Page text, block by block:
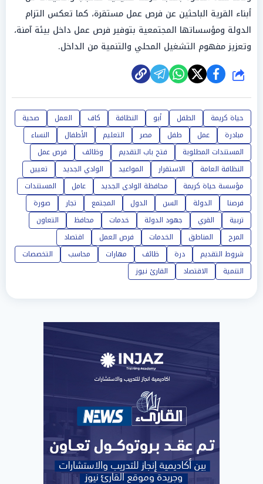
أبناء القرية الباحثين عن فرص عمل مستقرة، كما تعكس التزام
الدولة ومؤسساتها المجتمعية بتوفير فرص عمل داخل بيئة آمنة،
وتعزيز مفهوم التشغيل المحلي والتنمية من الداخل.
شارك
حياة كريمة الطفل أبو النظافة كاف العمل
صحية
مبادرة
عمل طفل مصر التعليم الأطفال
النساء
المستندات المطلوبة
فتح باب التقديم وظائف
فرص عمل
النظافة العامة
الاستقرار المواعيد الوادي الجديد
تعيين
مؤسسة حياة كريمة
محافظة الوادى الجديد عامل
المستندات
فرصنا
الدولة السن الدول المجتمع تجار
صورة
تربية
القري جهود الدولة خدمات محافظ
التعاون
المرح
المناطق الخدمات فرص العمل
اقتصاد
شروط التقديم
درة ظائف مهارات محاسب
التخصصات
التنمية
الاقتصاد القارئ نيوز